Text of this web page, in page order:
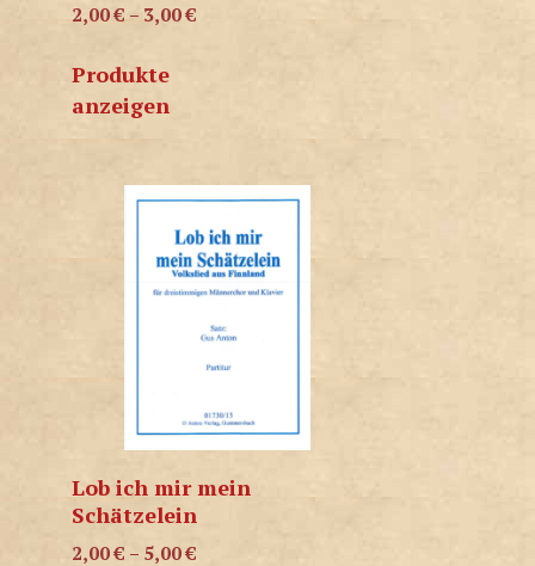
2,00€ – 3,00€
Produkte
anzeigen
Lob ich mir mein
Schätzelein
2,00€ – 5,00€